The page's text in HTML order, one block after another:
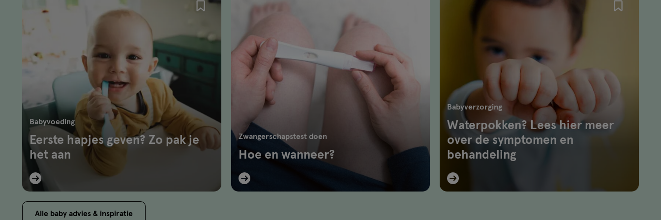
Babyvoeding
Eerste hapjes geven? Zo pak je
het aan
Zwangerschapstest doen
Hoe en wanneer?
Babyverzorging
Waterpokken? Lees hier meer
over de symptomen en
behandeling
Alle baby advies & inspiratie